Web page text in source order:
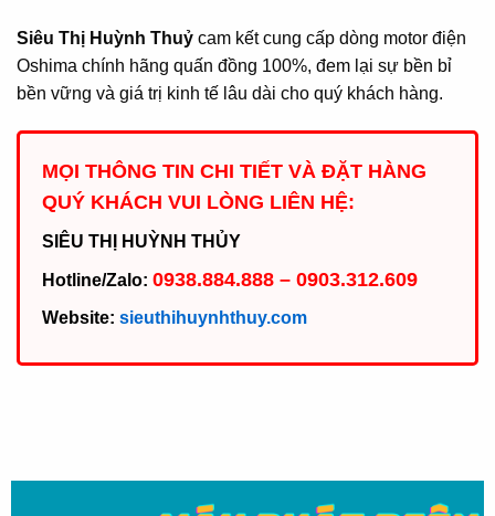
Siêu Thị Huỳnh Thuỷ cam kết cung cấp dòng motor điện
Oshima chính hãng quấn đồng 100%, đem lại sự bền bỉ
bền vững và giá trị kinh tế lâu dài cho quý khách hàng.
MỌI THÔNG TIN CHI TIẾT VÀ ĐẶT HÀNG
QUÝ KHÁCH VUI LÒNG LIÊN HỆ:
SIÊU THỊ HUỲNH THỦY
Hotline/Zalo: 0938.884.888 – 0903.312.609
Website: sieuthihuynhthuy.com